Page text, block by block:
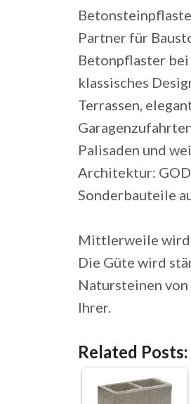
Partner für
Betonpflaster bei
klassisches
Terrassen,
Palisaden und
Architektur:
Sonderbauteile
Mittlerweile wird
Die Güte wird
Natursteinen
Ihrer.
Related Posts: